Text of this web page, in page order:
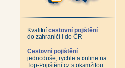
Kvalitní cestovní pojištění
do zahraničí i do ČR.
Cestovní pojištění
jednoduše, rychle a online na
Top-Pojištění.cz s okamžitou